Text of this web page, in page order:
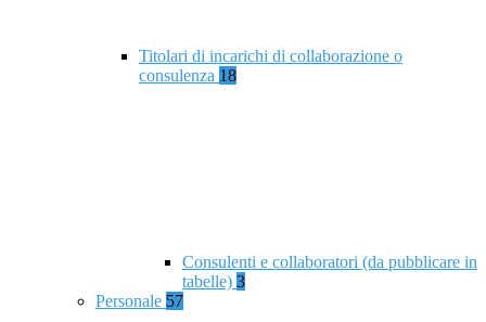
Titolari di incarichi di collaborazione o
consulenza 18
Consulenti e collaboratori (da pubblicare in
tabelle) 3
Personale 57